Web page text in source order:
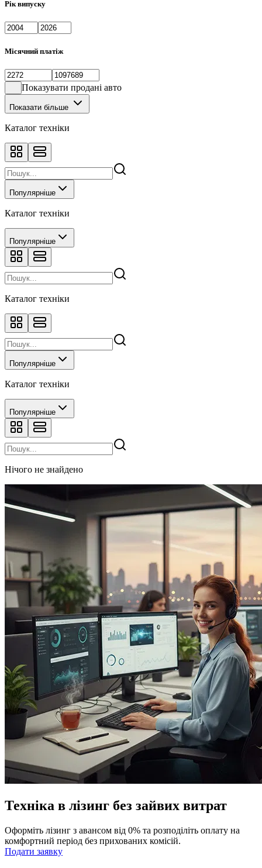
Рік випуску
Місячний платіж
Показувати продані авто
Показати більше
Каталог техніки
Популярніше
Каталог техніки
Популярніше
Каталог техніки
Популярніше
Каталог техніки
Популярніше
Нічого не знайдено
Техніка в лізинг без зайвих витрат
Оформіть лізинг з авансом від 0% та розподіліть оплату на
комфортний період без прихованих комісій.
Подати заявку